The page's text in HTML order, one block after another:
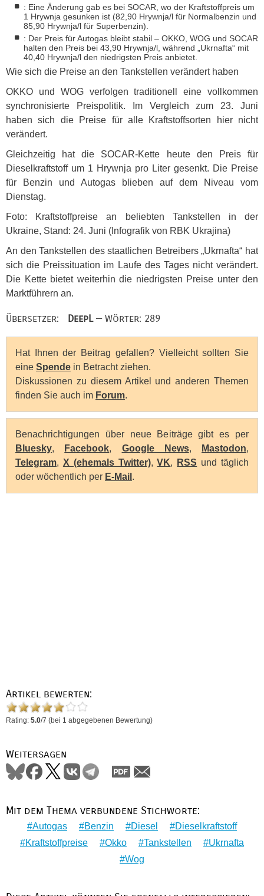
: Eine Änderung gab es bei SOCAR , wo der Kraftstoffpreis um
1 Hrywnja gesunken ist (82,90 Hrywnja/l für Normalbenzin und
85,90 Hrywnja/l für Superbenzin).
: Der Preis für Autogas bleibt stabil – OKKO WOG und SOCAR
halten den Preis bei 43,90 Hrywnja/l, während „Ukrnafta“ mit
40,40 Hrywnja/l den niedrigsten Preis anbietet.
Wie sich die Preise an den Tankstellen verändert haben
OKKO und WOGverfolgen traditionell eine vollkommen
synchronisierte Preispolitik. Im Vergleich zum 23. Juni
haben sich die Preise für alle Kraftstoffsorten hier nicht
verändert.
Gleichzeitig hat die SOCAR-Kette heute den Preis für
Dieselkraftstoff um 1 Hrywnja pro Liter gesenkt. Die Preise
für Benzin und Autogas blieben auf dem Niveau vom
Dienstag.
Foto: Kraftstoffpreise an beliebten Tankstellen in der
Ukraine, Stand: 24. Juni (Infografik von RBK Ukrajina)
An den Tankstellen des staatlichen Betreibers „Ukrnafta“ hat
sich die Preissituation im Laufe des Tages nicht verändert.
Die Kette bietet weiterhin die niedrigsten Preise unter den
Marktführern an.
Übersetzer: DeepL— Wörter: 289
Hat Ihnen der Beitrag gefallen? Vielleicht sollten Sie
eine Spende in Betracht ziehen.
Diskussionen zu diesem Artikel und anderen Themen
finden Sie auch im Forum.
Benachrichtigungen über neue Beiträge gibt es per
Bluesky, Facebook, Google News, Mastodon,
Telegram, X (ehemals Twitter),VK, RSS und täglich
oder wöchentlich per E-Mail .
Artikel bewerten:
Rating: 5.0/7 (bei 1 abgegebenen Bewertung)
Weitersagen
Mit dem Thema verbundene Stichworte:
Autogas Benzin Diesel
Dieselkraftstoff
Kraftstoffpreise
Okko Tankstellen
Ukrnafta
Wog